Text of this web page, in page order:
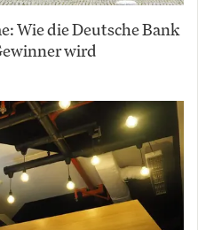
Wie die Deutsche Bank
wird